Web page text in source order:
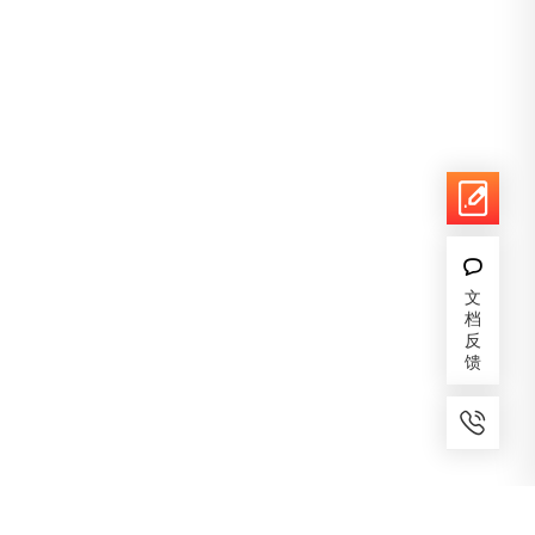
文
档
反
馈